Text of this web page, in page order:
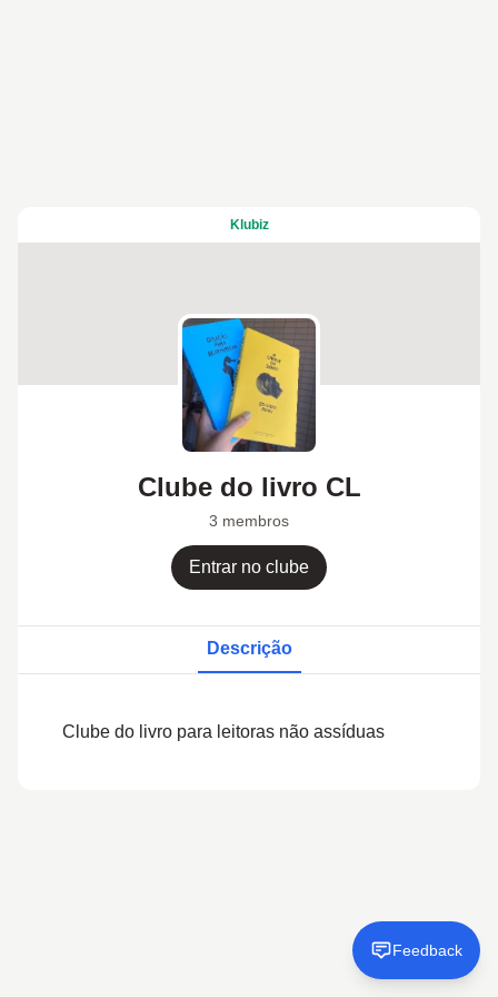
Klubiz
Clube do livro CL
3 membros
Entrar no clube
Descrição
Clube do livro para leitoras não assíduas
Feedback